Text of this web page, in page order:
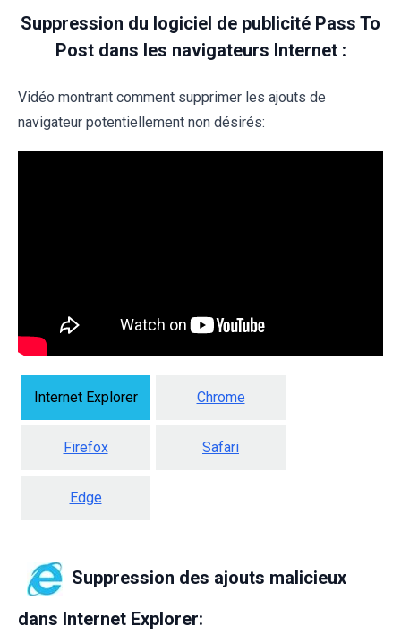
Suppression du logiciel de publicité Pass To
Post dans les navigateurs Internet :
Vidéo montrant comment supprimer les ajouts de
navigateur potentiellement non désirés:
Internet Explorer Chrome
Firefox Safari
Edge
Suppression des ajouts malicieux
dans Internet Explorer: